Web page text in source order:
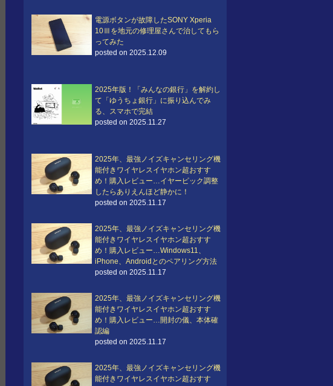
電源ボタンが故障したSONY Xperia
10Ⅲを地元の修理屋さんで治してもら
ってみた
posted on 2025.12.09
2025年版！「みんなの銀行」を解約し
て「ゆうちょ銀行」に振り込んでみ
る、スマホで完結
posted on 2025.11.27
2025年、最強ノイズキャンセリング機
能付きワイヤレスイヤホン超おすす
め！購入レビュー…イヤーピック調整
したらありえんほど静かに！
posted on 2025.11.17
2025年、最強ノイズキャンセリング機
能付きワイヤレスイヤホン超おすす
め！購入レビュー…Windows11、
iPhone、Androidとのペアリング方法
posted on 2025.11.17
2025年、最強ノイズキャンセリング機
能付きワイヤレスイヤホン超おすす
め！購入レビュー…開封の儀、本体確
認編
posted on 2025.11.17
2025年、最強ノイズキャンセリング機
能付きワイヤレスイヤホン超おすす